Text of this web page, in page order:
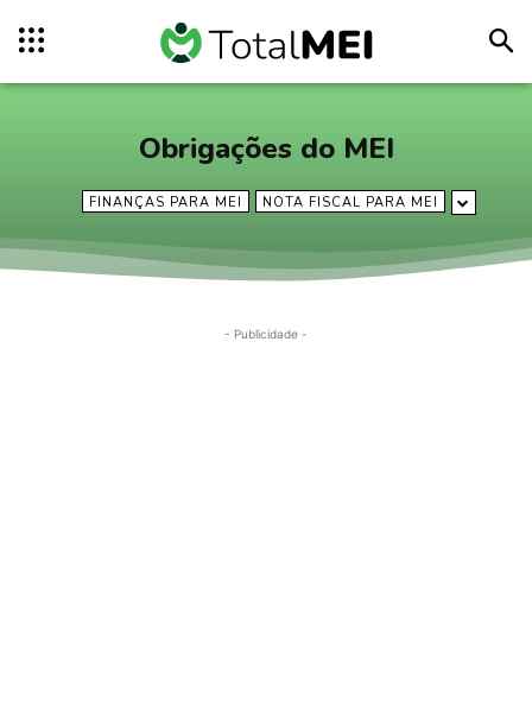
Obrigações do MEI
FINANÇAS PARA MEI NOTA FISCAL PARA MEI
- Publicidade -